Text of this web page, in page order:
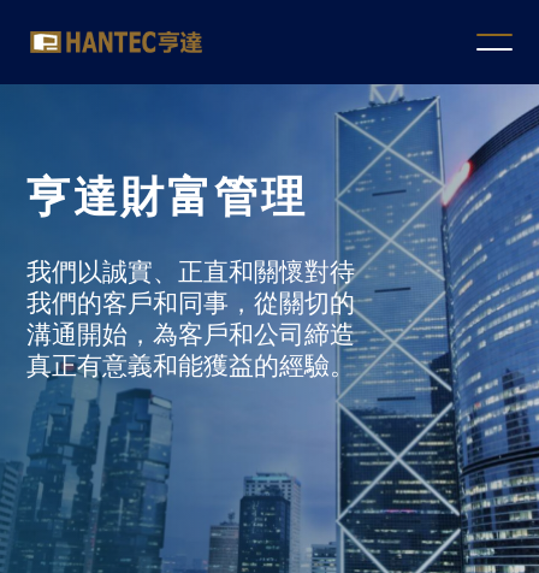
Hantec
Wealth
亨達財富管理
我們以誠實、正直和關懷對待
我們的客戶和同事，從關切的
溝通開始，為客戶和公司締造
真正有意義和能獲益的經驗。